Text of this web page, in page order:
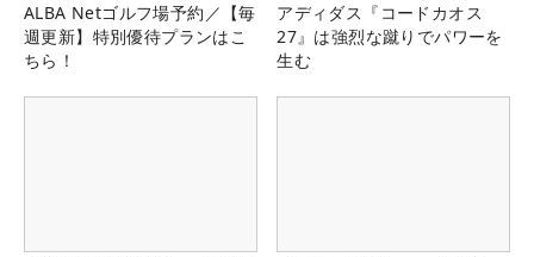
ALBA Netゴルフ場予約／【毎
週更新】特別優待プランはこ
ちら！
アディダス『コードカオス
27』は強烈な蹴りでパワーを
生む